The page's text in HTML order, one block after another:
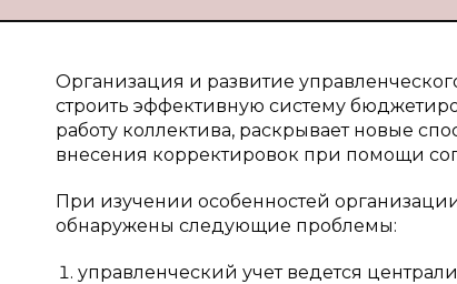
Организация и развитие
строить эффективную систему
работу коллектива, раскрывает новые
внесения корректировок при помощи
При изучении особенностей
обнаружены следующие проблемы:
управленческий учет ведется